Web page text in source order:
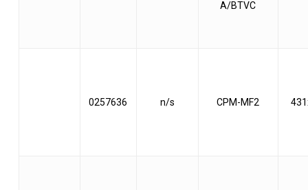
A/BTVC
0257636 n/s CPM-MF2